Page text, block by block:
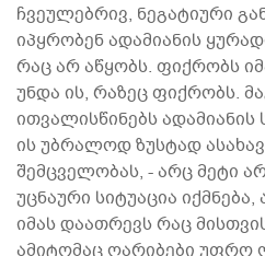
ჩვეულებრივ, ნეგატიური
იპყრობენ ადამიანის
რაც არ აწყობს. ფიქრობს
უნდა ის, რაზეც ფიქრობს.
ითვალისწინებს
ის უბრალოდ ზუსტად
შემცველობას, - არც მეტი
უცნაური სიტუაცია
იმას დაათრევს რაც
ამიტომაც ღარიბები უფრო